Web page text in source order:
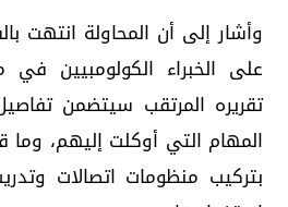
وأشار إلى أن المحاولة انتهت
على الخبراء الكولومبيين
تقريره المرتقب سيتضمن
المهام التي أوكلت إليهم، وما
بتركيب منظومات اتصالات